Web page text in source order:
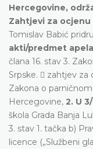
Hercegovine,
Zahtjevi za
Tomislav Babić
akti/predmet
člana 16. stav 3.
Srpske.  zahtjev za
Zakona o
Hercegovine, 2. U
škola Grada Banja
3. stav 1. tačka b)
licence („Službeni